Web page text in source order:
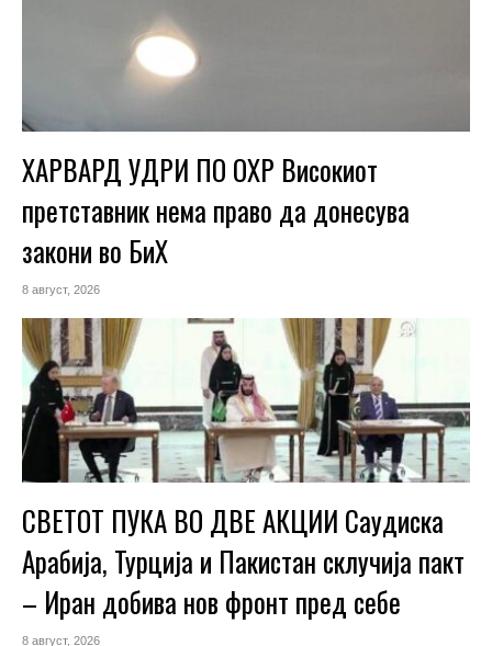
ХАРВАРД УДРИ ПО ОХР Високиот
претставник нема право да донесува
закони во БиХ
8 август, 2026
СВЕТОТ ПУКА ВО ДВЕ АКЦИИ Саудиска
Арабија, Турција и Пакистан склучија пакт
– Иран добива нов фронт пред себе
8 август, 2026